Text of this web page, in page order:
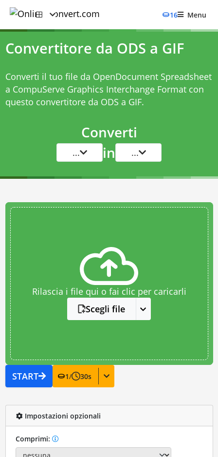
16 Menu
Convertitore da ODS a GIF
Converti il tuo file da OpenDocument Spreadsheet
a CompuServe Graphics Interchange Format con
questo convertitore da ODS a GIF.
Converti
... in ...
Rilascia i file qui o fai clic per caricarli
Scegli file
START 1/ 30s
Impostazioni opzionali
Comprimi: